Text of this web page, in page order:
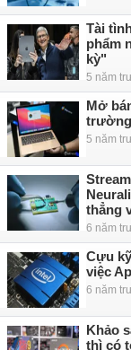
Tài
phẩm
kỳ"
5 năm
Mở
5 năm
thẳng
6 năm
Cựu
việc
6 năm
Khảo
thì có